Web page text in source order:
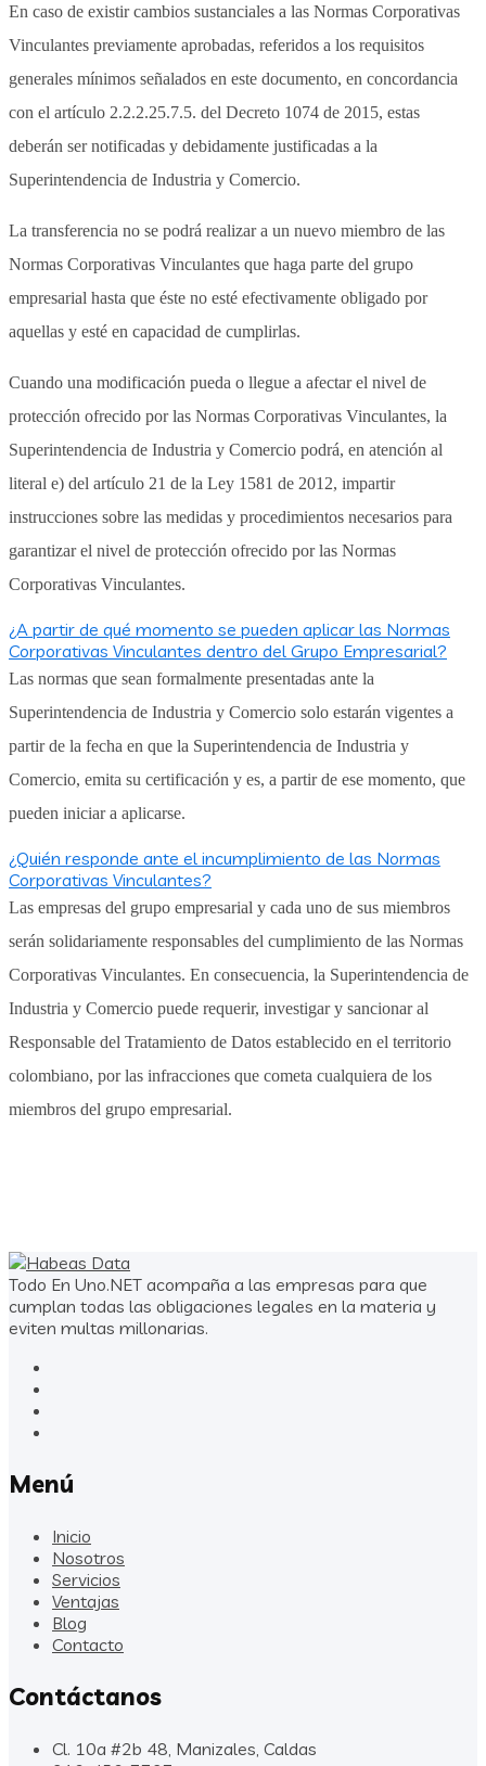
En caso de existir cambios sustanciales a las Normas Corporativas
Vinculantes previamente aprobadas, referidos a los requisitos
generales mínimos señalados en este documento, en concordancia
con el artículo 2.2.2.25.7.5. del Decreto 1074 de 2015, estas
deberán ser notificadas y debidamente justificadas a la
Superintendencia de Industria y Comercio.
La transferencia no se podrá realizar a un nuevo miembro de las
Normas Corporativas Vinculantes que haga parte del grupo
empresarial hasta que éste no esté efectivamente obligado por
aquellas y esté en capacidad de cumplirlas.
Cuando una modificación pueda o llegue a afectar el nivel de
protección ofrecido por las Normas Corporativas Vinculantes, la
Superintendencia de Industria y Comercio podrá, en atención al
literal e) del artículo 21 de la Ley 1581 de 2012, impartir
instrucciones sobre las medidas y procedimientos necesarios para
garantizar el nivel de protección ofrecido por las Normas
Corporativas Vinculantes.
¿A partir de qué momento se pueden aplicar las Normas
Corporativas Vinculantes dentro del Grupo Empresarial?
Las normas que sean formalmente presentadas ante la
Superintendencia de Industria y Comercio solo estarán vigentes a
partir de la fecha en que la Superintendencia de Industria y
Comercio, emita su certificación y es, a partir de ese momento, que
pueden iniciar a aplicarse.
¿Quién responde ante el incumplimiento de las Normas
Corporativas Vinculantes?
Las empresas del grupo empresarial y cada uno de sus miembros
serán solidariamente responsables del cumplimiento de las Normas
Corporativas Vinculantes. En consecuencia, la Superintendencia de
Industria y Comercio puede requerir, investigar y sancionar al
Responsable del Tratamiento de Datos establecido en el territorio
colombiano, por las infracciones que cometa cualquiera de los
miembros del grupo empresarial.
Todo En Uno.NET acompaña a las empresas para que
cumplan todas las obligaciones legales en la materia y
eviten multas millonarias.
Menú
Inicio
Nosotros
Servicios
Ventajas
Blog
Contacto
Contáctanos
Cl. 10a #2b 48, Manizales, Caldas